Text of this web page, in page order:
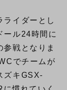
ライダーとし
ール24時間に
参戦となりま
でチームが
ズキGSX-